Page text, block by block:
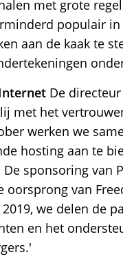
met grote
populair
aan de kaak te
De
met het
werken we
hosting aan te
sponsoring van
oorsprong van
we delen de
en het